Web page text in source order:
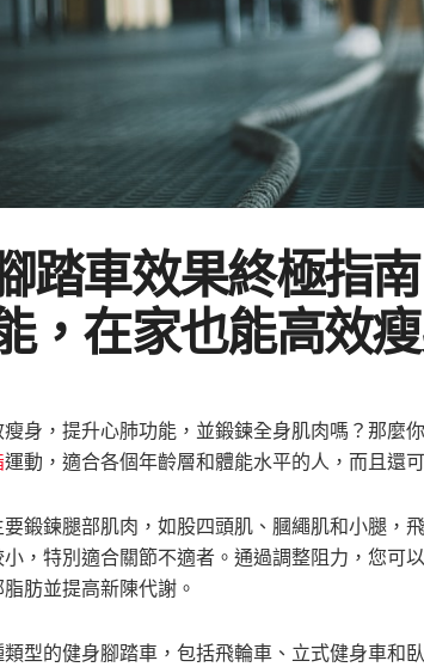
踏車效果終極指
，在家也能高效瘦
身，提升心肺功能，並鍛鍊全身肌肉嗎？那麼
運動，適合各個年齡層和體能水平的人，而且還
鍛鍊腿部肌肉，如股四頭肌、膕繩肌和小腿，
，特別適合關節不適者。通過調整阻力，您可
肪並提高新陳代謝。
型的健身腳踏車，包括飛輪車、立式健身車和